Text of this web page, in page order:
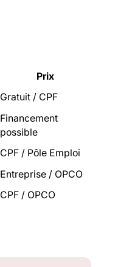
Prix
Gratuit / CPF
Financement
possible
CPF / Pôle Emploi
Entreprise / OPCO
CPF / OPCO